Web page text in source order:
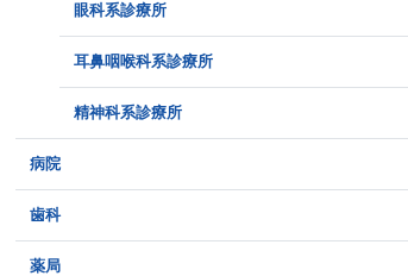
眼科系診療所
耳鼻咽喉科系診療所
精神科系診療所
病院
歯科
薬局